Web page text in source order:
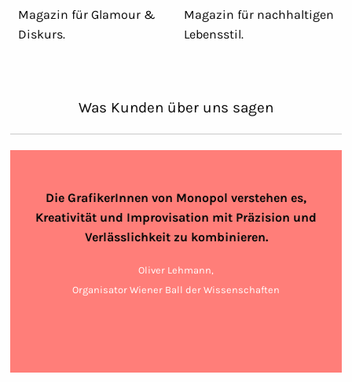
Magazin für Glamour &
Diskurs.
Magazin für nachhaltigen
Lebensstil.
Was Kunden über uns sagen
Die GrafikerInnen von Monopol verstehen es,
Kreativität und Improvisation mit Präzision und
Verlässlichkeit zu kombinieren.
Oliver Lehmann,
Organisator Wiener Ball der Wissenschaften